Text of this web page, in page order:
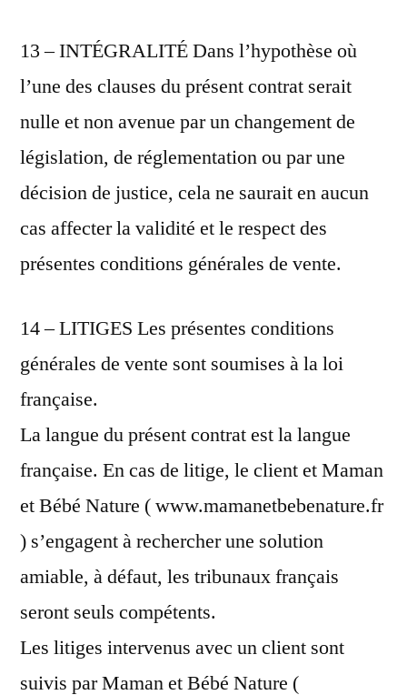
13 – INTÉGRALITÉ Dans l’hypothèse où
l’une des clauses du présent contrat serait
nulle et non avenue par un changement de
législation, de réglementation ou par une
décision de justice, cela ne saurait en aucun
cas affecter la validité et le respect des
présentes conditions générales de vente.
14 – LITIGES Les présentes conditions
générales de vente sont soumises à la loi
française.
La langue du présent contrat est la langue
française. En cas de litige, le client et Maman
et Bébé Nature ( www.mamanetbebenature.fr
) s’engagent à rechercher une solution
amiable, à défaut, les tribunaux français
seront seuls compétents.
Les litiges intervenus avec un client sont
suivis par Maman et Bébé Nature (